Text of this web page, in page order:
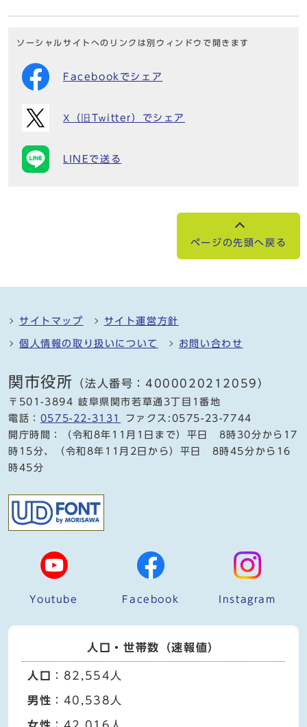
ソーシャルサイトへのリンクは別ウィンドウで開きます
Facebookでシェア
X（旧Twitter）でシェア
LINEで送る
ページの先頭へ戻る
サイトマップ サイト運営方針
個人情報の取り扱いについて お問い合わせ
関市役所 （法人番号：4000020212059）
〒501-3894 岐阜県関市若草通3丁目1番地
電話： 0575-22-3131
ファクス:0575-23-7744
開庁時間：（令和8年11月1日まで）平日 8時30分から17
時15分、（令和8年11月2日から）平日 8時45分から16
時45分
Youtube Facebook Instagram
人口・世帯数（速報値）
人口 ：82,554人
男性 ：40,538人
女性 ：42,016人